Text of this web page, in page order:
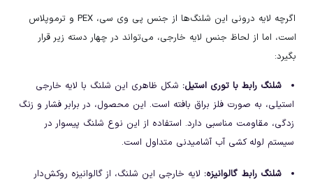
اگرچه لایه درونی این شلنگ‌ها از جنس پی وی سی، PEX و ترموپلاس
است، اما از لحاظ جنس لایه خارجی، می‌تواند در چهار دسته زیر قرار
بگیرد:
شلنگ رابط با توری استیل: شکل ظاهری این شلنگ با لایه خارجی
استیلی، به صورت فلز براق بافته است. این محصول، در برابر فشار و زنگ
زدگی، مقاومت مناسبی دارد. استفاده از این نوع شلنگ پیسوار در
سیستم لوله کشی آب آشامیدنی متداول است.
شلنگ رابط گالوانیزه: لایه خارجی این شلنگ، از گالوانیزه روکش‌دار